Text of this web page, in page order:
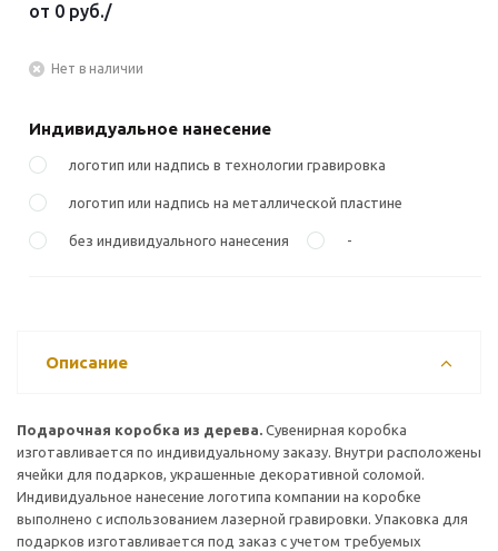
от 0 руб./
Нет в наличии
Индивидуальное нанесение
логотип или надпись в технологии гравировка
логотип или надпись на металлической пластине
без индивидуального нанесения -
Описание
Подарочная коробка из дерева. Сувенирная коробка
изготавливается по индивидуальному заказу. Внутри расположены
ячейки для подарков, украшенные декоративной соломой.
Индивидуальное нанесение логотипа компании на коробке
выполнено с использованием лазерной гравировки. Упаковка для
подарков изготавливается под заказ с учетом требуемых